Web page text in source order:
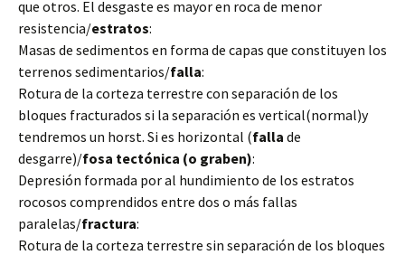
que otros. El desgaste es mayor en roca de menor
resistencia/estratos:
Masas de sedimentos en forma de capas que constituyen los
terrenos sedimentarios/falla:
Rotura de la corteza terrestre con separación de los
bloques fracturados si la separación es vertical(normal)y
tendremos un horst. Si es horizontal (falla de
desgarre)/fosa tectónica (o graben):
Depresión formada por al hundimiento de los estratos
rocosos comprendidos entre dos o más fallas
paralelas/fractura:
Rotura de la corteza terrestre sin separación de los bloques